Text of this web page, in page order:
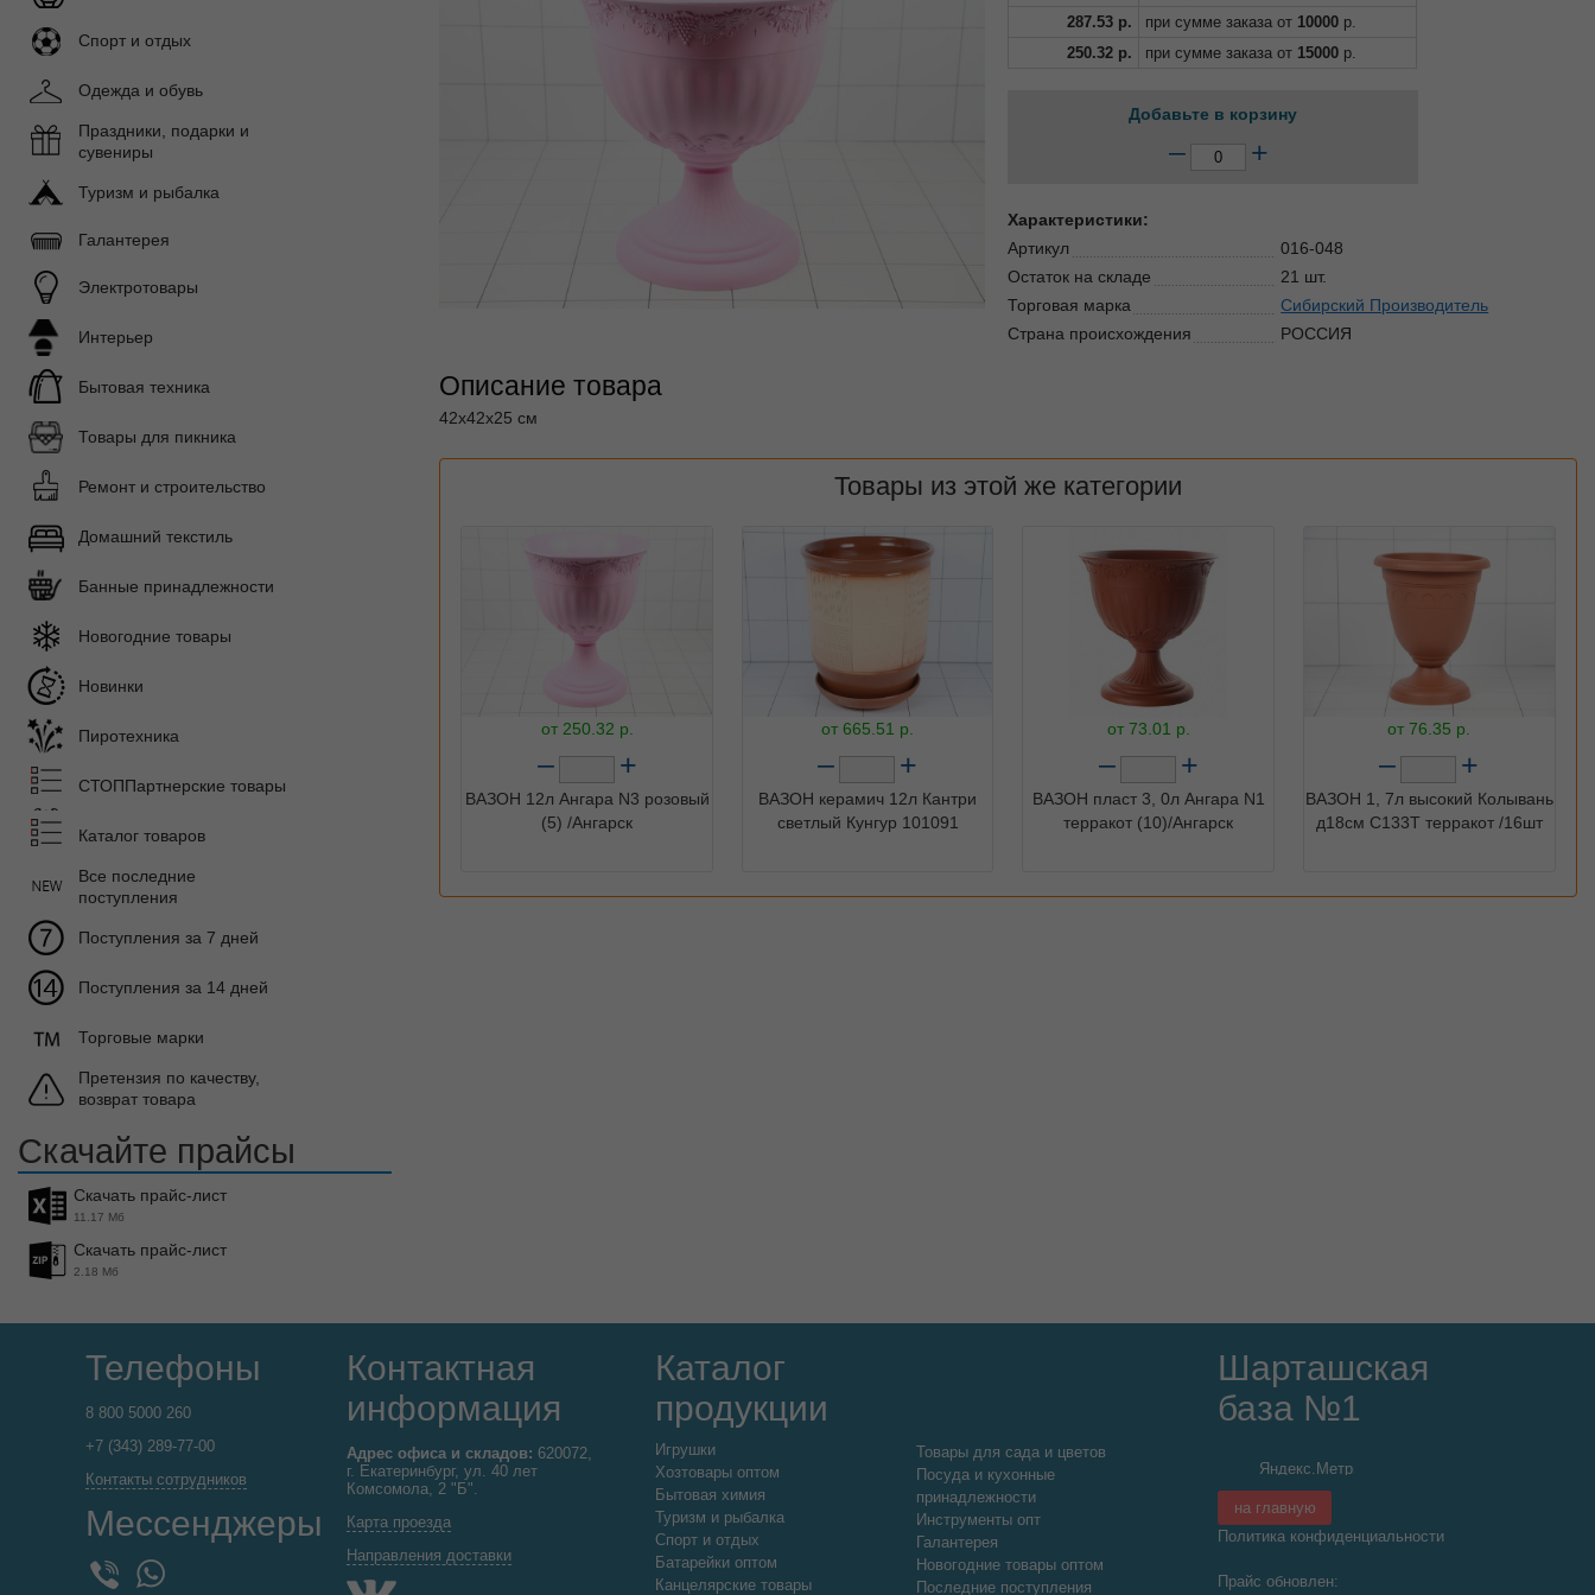
287.53 р. при сумме заказа от 10000 р.
250.32 р. при сумме заказа от 15000 р.
Добавьте в корзину
– +
Характеристики:
Артикул
016-048
Остаток на складе
21 шт.
Торговая марка
Сибирский Производитель
Страна происхождения
РОССИЯ
Описание товара
42х42х25 см
Товары из этой же категории
от 250.32 р.
– +
ВАЗОН 12л Ангара N3 розовый
(5) /Ангарск
от665.51 р.
– +
ВАЗОН керамич 12л Кантри
светлый Кунгур 101091
от 73.01 р.
– +
ВАЗОН пласт 3, 0л Ангара N1
терракот (10)/Ангарск
от76.35 р.
– +
ВАЗОН 1, 7л высокий Колывань
д18см С133Т терракот /16шт
Спорт и отдых
Одежда и обувь
Праздники, подарки и
сувениры
Туризм и рыбалка
Галантерея
Электротовары
Интерьер
Бытовая техника
Товары для пикника
Ремонт и строительство
Домашний текстиль
Банные принадлежности
Новогодние товары
Новинки
Пиротехника
СТОППартнерские товары
Каталог товаров
Все последние
поступления
Поступления за 7 дней
Поступления за 14 дней
Торговые марки
Претензия по качеству,
возврат товара
Скачайте прайсы
Скачать прайс-лист
11.17 Мб
Скачать прайс-лист
2.18 Мб
Телефоны
8 800 5000 260
+7 (343) 289-77-00
Контакты сотрудников
Мессенджеры
WhatsApp
Контактная
информация
Адрес офиса и складов: 620072,
г. Екатеринбург, ул. 40 лет
Комсомола, 2 "Б".
Карта проезда
Направления доставки
Каталог
продукции
Игрушки
Хозтовары оптом
Бытовая химия
Туризм и рыбалка
Спорт и отдых
Батарейки оптом
Канцелярские товары
Товары для сада и цветов
Посуда и кухонные
принадлежности
Инструменты опт
Галантерея
Новогодние товары оптом
Последние поступления
Шарташская
база №1
на главную
Политика конфиденциальности
Прайс обновлен: